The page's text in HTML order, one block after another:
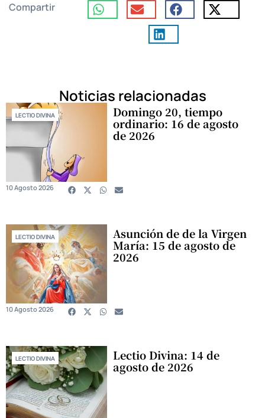
Compartir
Noticias relacionadas
LECTIO DIVINA Domingo 20, tiempo
ordinario: 16 de agosto
de 2026
10 Agosto 2026
LECTIO DIVINA Asunción de de la Virgen
María: 15 de agosto de
2026
10 Agosto 2026
LECTIO DIVINA Lectio Divina: 14 de
agosto de 2026